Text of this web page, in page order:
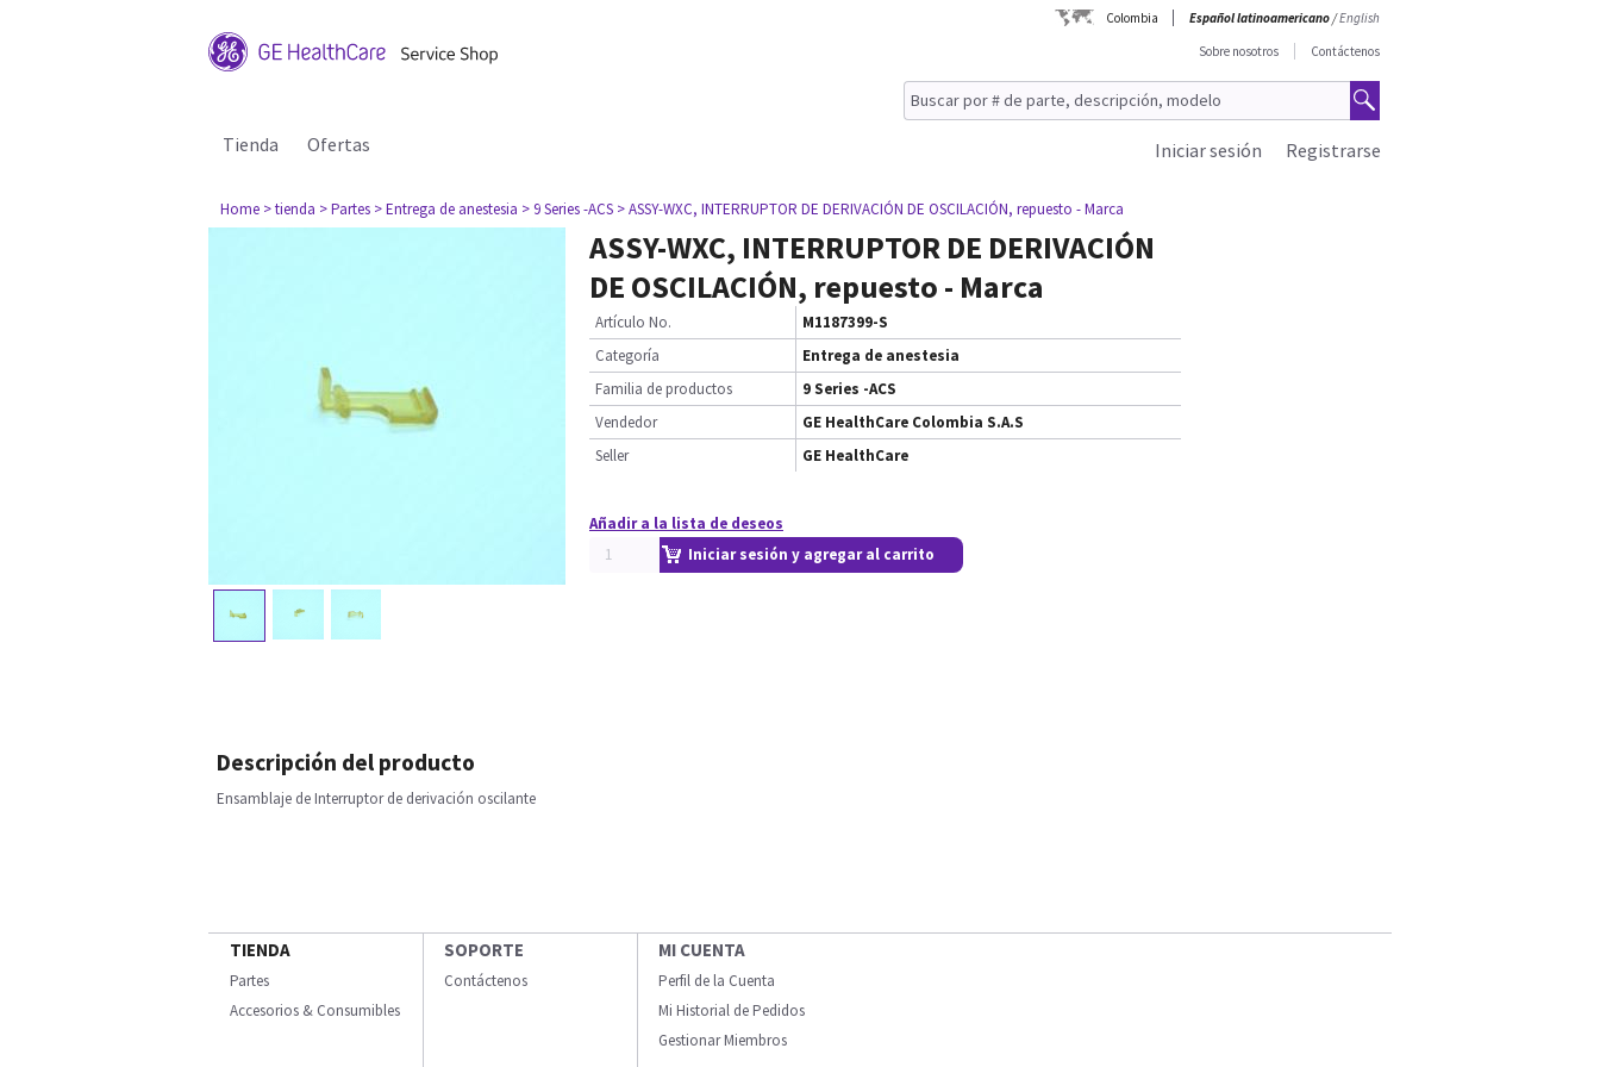
Colombia Español latinoamericano/English
Sobre nosotros
Contáctenos
Tienda Ofertas Registrarse
Iniciar sesión
Home > tienda > Partes > Entrega de anestesia > 9 Series -ACS > ASSY-WXC, INTERRUPTOR DE DERIVACIÓN DE OSCILACIÓN, repuesto - Marca
ASSY-WXC, INTERRUPTOR DE DERIVACIÓN
DE OSCILACIÓN, repuesto - Marca
Artículo No.
M1187399-S
Categoría
Entrega de anestesia
Familia de productos
9 Series -ACS
Vendedor
GE HealthCare Colombia S.A.S
Seller
GE HealthCare
Añadir a la lista de deseos
Iniciar sesión y agregar al carrito
Descripción del producto
Ensamblaje de Interruptor de derivación oscilante
TIENDA
Partes
Accesorios & Consumibles
SOPORTE
Contáctenos
MI CUENTA
Perfil de la Cuenta
Mi Historial de Pedidos
Gestionar Miembros